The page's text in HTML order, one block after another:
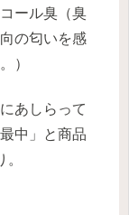
ール臭（臭
の匂いを感
）
あしらって
中」と商品